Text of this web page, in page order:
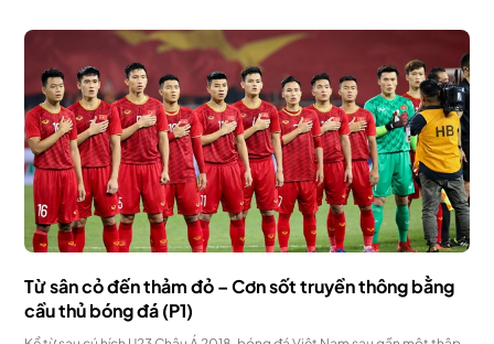
Từ sân cỏ đến thảm đỏ – Cơn sốt truyền thông bằng
cầu thủ bóng đá (P1)